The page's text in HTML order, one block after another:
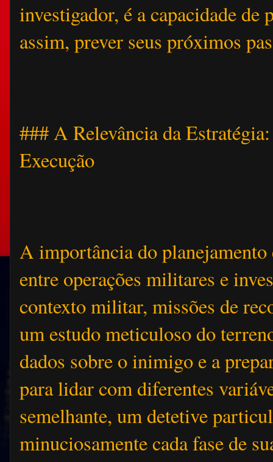
investigador, é a capacidade de
assim, prever seus próximos
### A Relevância da
Execução
A importância do
entre operações militares e
contexto militar, missões de
um estudo meticuloso do
dados sobre o inimigo e a
para lidar com diferentes
semelhante, um detetive
minuciosamente cada fase de